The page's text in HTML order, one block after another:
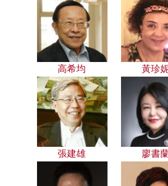
高希均 黃珍
張建雄 廖書